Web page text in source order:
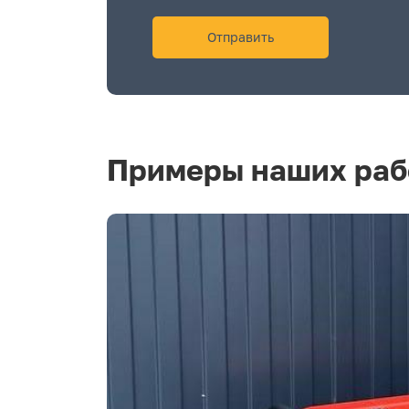
Примеры наших